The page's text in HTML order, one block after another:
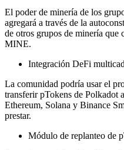
El poder de minería de los
agregará a través de la
de otros grupos de minería que
MINE.
Integración DeFi
La comunidad podría usar el
transferir pTokens de Polkadot
Ethereum, Solana y Binance
prestar.
Módulo de replanteo de